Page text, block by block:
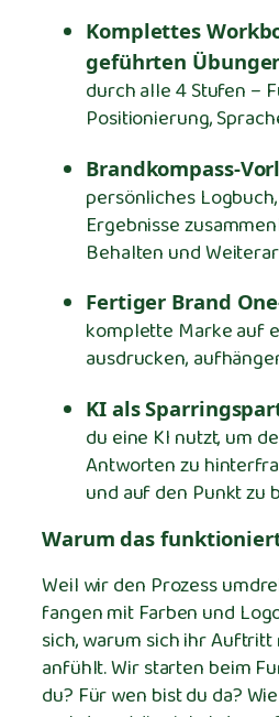
Komplettes
geführten
durch alle 4 Stufen –
Positionierung,
Brandkompass-
persönliches
Ergebnisse
Behalten und
Fertiger Brand
komplette Marke auf
ausdrucken,
KI als
du eine KI nutzt, um
Antworten zu
und auf den Punkt zu
Warum das
Weil wir den Prozess
fangen mit Farben und
sich, warum sich ihr
anfühlt. Wir starten beim
du? Für wen bist du da?